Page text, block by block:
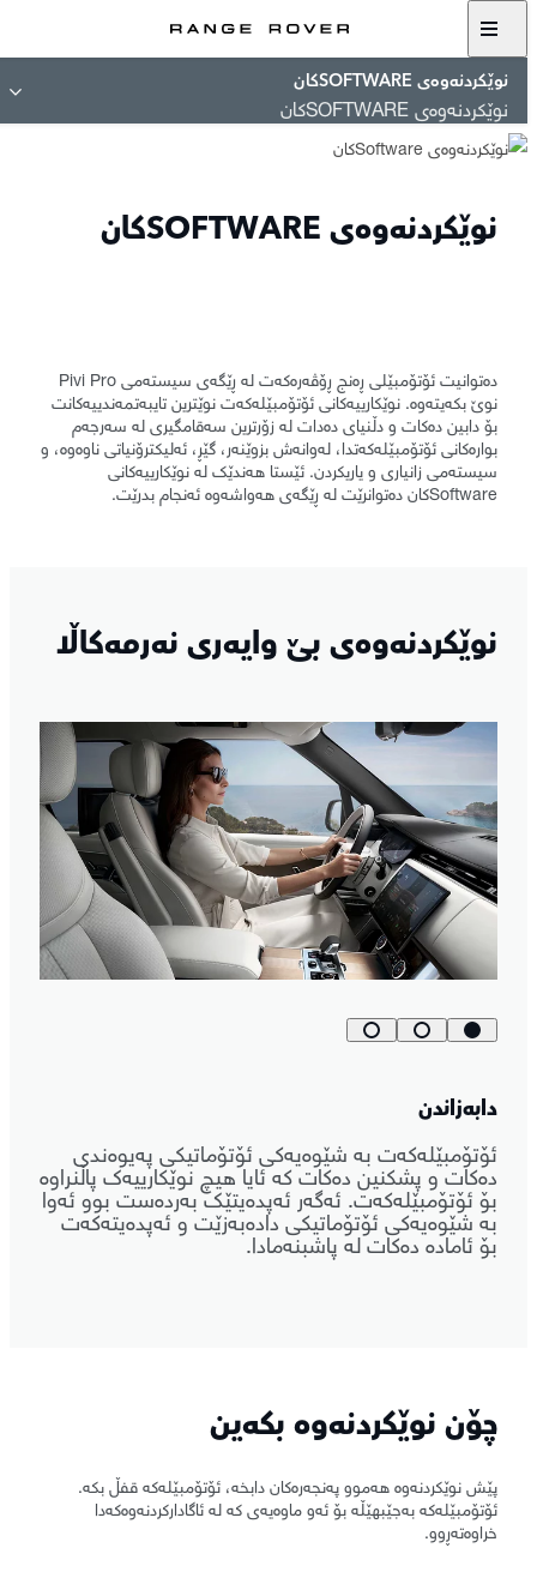
نوێکردنەوەی SOFTWAREکان
نوێکردنەوەی SOFTWAREکان
نوێکردنەوەی SOFTWAREکان
دەتوانیت ئۆتۆمبێلی ڕەنج ڕۆڤەرەکەت لە ڕێگەی سیستەمی Pivi Pro
نوێ بکەیتەوە. نوێکارییەکانی ئۆتۆمبێلەکەت نوێترین تایبەتمەندییەکانت
بۆ دابین دەکات و دڵنیای دەدات لە زۆرترین سەقامگیری لە سەرجەم
بوارەکانی ئۆتۆمبێلەکەتدا، لەوانەش بزوێنەر، گێڕ، ئەلیکترۆنیاتی ناوەوە، و
سیستەمی زانیاری و یاریکردن. ئێستا هەندێک لە نوێکارییەکانی
Softwareکان دەتوانرێت لە ڕێگەی هەواشەوە ئەنجام بدرێت.
نوێکردنەوەی بێ وایەری نەرمەکاڵا
دابەزاندن
ئۆتۆمبێلەکەت بە شێوەیەکی ئۆتۆماتیکی پەیوەندی
دەکات و پشکنین دەکات کە ئایا هیچ نوێکارییەک پاڵنراوە
بۆ ئۆتۆمبێلەکەت. ئەگەر ئەپدەیتێک بەردەست بوو ئەوا
بە شێوەیەکی ئۆتۆماتیکی دادەبەزێت و ئەپدەیتەکەت
بۆ ئامادە دەکات لە پاشبنەمادا.
چۆن نوێکردنەوە بکەین
پێش نوێکردنەوە هەموو پەنجەرەکان دابخە، ئۆتۆمبێلەکە قفڵ بکە.
ئۆتۆمبێلەکە بەجێبهێڵە بۆ ئەو ماوەیەی کە لە ئاگادارکردنەوەکەدا
خراوەتەڕوو.